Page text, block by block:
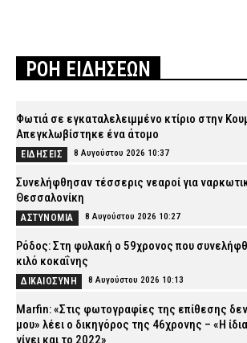
ΡΟΗ ΕΙΔΗΣΕΩΝ
Φωτιά σε εγκαταλελειμμένο κτίριο στην
Απεγκλωβίστηκε ένα άτομο
ΕΙΔΗΣΕΙΣ 8 Αυγούστου 2026 10:37
Συνελήφθησαν τέσσερις νεαροί για
Θεσσαλονίκη
ΑΣΤΥΝΟΜΙΑ 8 Αυγούστου 2026 10:27
Ρόδος: Στη φυλακή ο 59χρονος που
κιλό κοκαΐνης
ΔΙΚΑΙΟΣΥΝΗ 8 Αυγούστου 2026 10:13
Marfin: «Στις φωτογραφίες της επίθεσης
μου» λέει ο δικηγόρος της 46χρονης – «Η
γίνει και το 2022»